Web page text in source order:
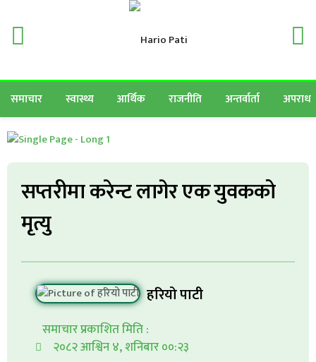
समाचार स्वास्थ्य आर्थिक राजनीति अन्तर्वार्ता अपराध
सप्तरीमा करेन्ट लागेर एक युवकको
मृत्यु
हरियो पाटी
समाचार प्रकाशित मिति :
२०८२ आश्विन ४, शनिबार ००:२३